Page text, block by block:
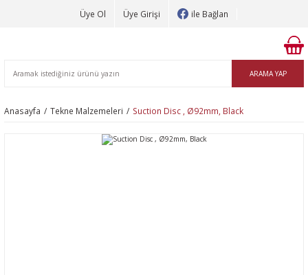
Üye Ol Üye Girişi ile Bağlan
ARAMA YAP
Anasayfa Tekne Malzemeleri Suction Disc , Ø92mm, Black